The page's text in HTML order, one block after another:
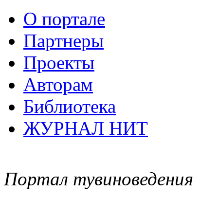
О портале
Партнеры
Проекты
Авторам
Библиотека
ЖУРНАЛ НИТ
Портал тувиноведения